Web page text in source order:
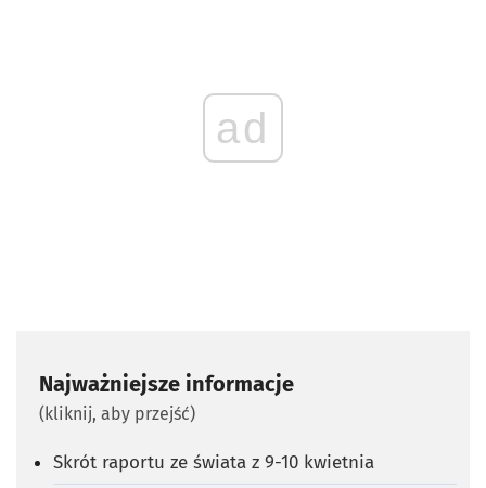
ad
Najważniejsze informacje
(kliknij, aby przejść)
Skrót raportu ze świata z 9-10 kwietnia